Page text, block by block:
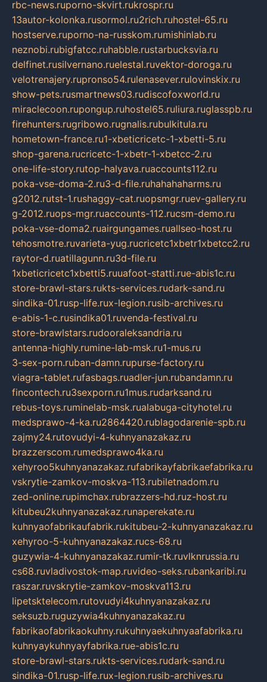
rbc-news.ruporno-skvirt.rukrospr.ru
13autor-kolonka.rusormol.ru2rich.ruhostel-65.ru
hostserve.ruporno-na-russkom.rumishinlab.ru
neznobi.rubigfatcc.ruhabble.rustarbucksvia.ru
delfinet.rusilvernano.ruelestal.ruvektor-doroga.ru
velotrenajery.rupronso54.rulenasever.rulovinskix.ru
show-pets.rusmartnews03.rudiscofoxworld.ru
miraclecoon.rupongup.ruhostel65.ruliura.ruglasspb.ru
firehunters.rugribowo.rugnalis.rubulkitula.ru
hometown-france.ru1-xbeticricetc-1-xbetti-5.ru
shop-garena.rucricetc-1-xbetr-1-xbetcc-2.ru
one-life-story.rutop-halyava.ruaccounts112.ru
poka-vse-doma-2.ru3-d-file.ruhahahaharms.ru
g2012.rutst-1.rushaggy-cat.ruopsmgr.ruev-gallery.ru
g-2012.ruops-mgr.ruaccounts-112.rucsm-demo.ru
poka-vse-doma2.ruairgungames.ruallseo-host.ru
tehosmotre.ruvarieta-yug.rucricetc1xbetr1xbetcc2.ru
raytor-d.ruatillagunn.ru3d-file.ru
1xbeticricetc1xbetti5.ruuafoot-statti.rue-abis1c.ru
store-brawl-stars.rukts-services.rudark-sand.ru
sindika-01.rusp-life.rux-legion.rusib-archives.ru
e-abis-1-c.rusindika01.ruvenda-festival.ru
store-brawlstars.rudooraleksandria.ru
antenna-highly.rumine-lab-msk.ru1-mus.ru
3-sex-porn.ruban-damn.rupurse-factory.ru
viagra-tablet.rufasbags.ruadler-jun.rubandamn.ru
fincontech.ru3sexporn.ru1mus.rudarksand.ru
rebus-toys.ruminelab-msk.rualabuga-cityhotel.ru
medsprawo-4-ka.ru2864420.rublagodarenie-spb.ru
zajmy24.rutovudyi-4-kuhnyanazakaz.ru
brazzerscom.rumedsprawo4ka.ru
xehyroo5kuhnyanazakaz.rufabrikayfabrikaefabrika.ru
vskrytie-zamkov-moskva-113.rubiletnadom.ru
zed-online.rupimchax.rubrazzers-hd.ruz-host.ru
kitubeu2kuhnyanazakaz.runaperekate.ru
kuhnyaofabrikaufabrik.rukitubeu-2-kuhnyanazakaz.ru
xehyroo-5-kuhnyanazakaz.rucs-68.ru
guzywia-4-kuhnyanazakaz.rumir-tk.ruvlknrussia.ru
cs68.ruvladivostok-map.ruvideo-seks.rubankaribi.ru
raszar.ruvskrytie-zamkov-moskva113.ru
lipetsktelecom.rutovudyi4kuhnyanazakaz.ru
seksuzb.ruguzywia4kuhnyanazakaz.ru
fabrikaofabrikaokuhny.rukuhnyaekuhnyaafabrika.ru
kuhnyaykuhnyayfabrika.rue-abis1c.ru
store-brawl-stars.rukts-services.rudark-sand.ru
sindika-01.rusp-life.rux-legion.rusib-archives.ru